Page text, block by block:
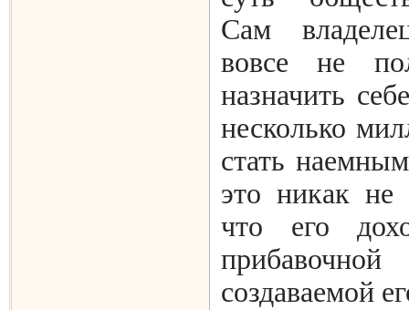
Сам
вовсе не
назначить
несколько
стать
это никак не
что его
создаваемой